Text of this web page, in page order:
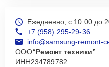
Ежедневно, с 10:00 до
+7 (958) 295-29-36
info@samsung-remont-
ООО“Ремонт техники”
ИНН234789782